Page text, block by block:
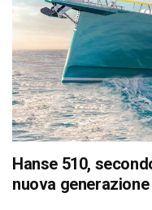
Hanse 510,
nuova